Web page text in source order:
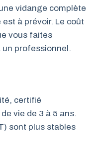
vidange complète
à prévoir. Le coût
vous faites
un professionnel.
certifié
vie de 3 à 5 ans.
sont plus stables